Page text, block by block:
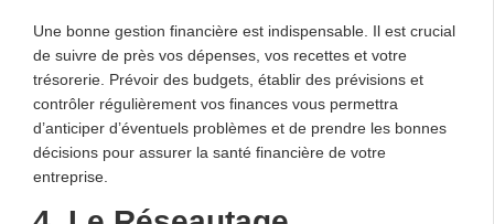
Une bonne gestion financière est indispensable. Il est crucial
de suivre de près vos dépenses, vos recettes et votre
trésorerie. Prévoir des budgets, établir des prévisions et
contrôler régulièrement vos finances vous permettra
d’anticiper d’éventuels problèmes et de prendre les bonnes
décisions pour assurer la santé financière de votre
entreprise.